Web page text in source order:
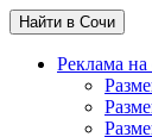
Найти в Сочи
Реклама на